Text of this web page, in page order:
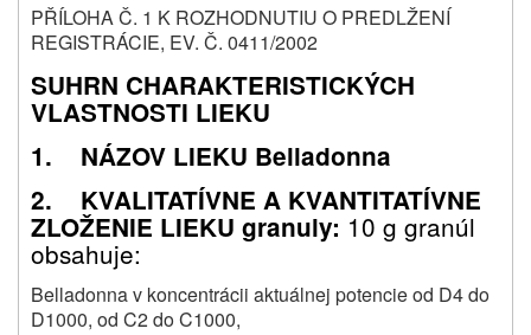
PŘÍLOHA Č. 1 K ROZHODNUTIU O PREDLŽENÍ
REGISTRÁCIE, EV. Č. 0411/2002
SUHRN CHARAKTERISTICKÝCH
VLASTNOSTI LIEKU
1. NÁZOV LIEKU Belladonna
2. KVALITATÍVNE A KVANTITATÍVNE
ZLOŽENIE LIEKU granuly: 10 g granúl
obsahuje:
Belladonna v koncentrácii aktuálnej potencie od D4 do
D1000, od C2 do C1000,